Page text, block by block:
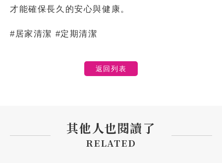
才能確保長久的安心與健康。
#居家清潔 #定期清潔
返回列表
其他人也閱讀了
RELATED